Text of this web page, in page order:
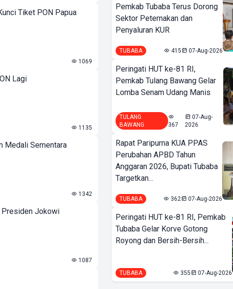
Tiket PON Papua
1069
Lagi
1135
Medali Sementara
1342
Presiden Jokowi
1087
Pemkab Tubaba Terus Dorong
Sektor Peternakan dan
Penyaluran KUR
TUBABA 415 07-Aug-2026
Peringati HUT ke-81 RI,
Pemkab Tulang Bawang Gelar
Lomba Senam Udang Manis
TULANG
BAWANG
367
07-Aug-
2026
Rapat Paripurna KUA PPAS
Perubahan APBD Tahun
Anggaran 2026, Bupati Tubaba
Targetkan...
TUBABA 362 07-Aug-2026
Peringati HUT ke-81 RI, Pemkab
Tubaba Gelar Korve Gotong
Royong dan Bersih-Bersih...
TUBABA 355 07-Aug-2026